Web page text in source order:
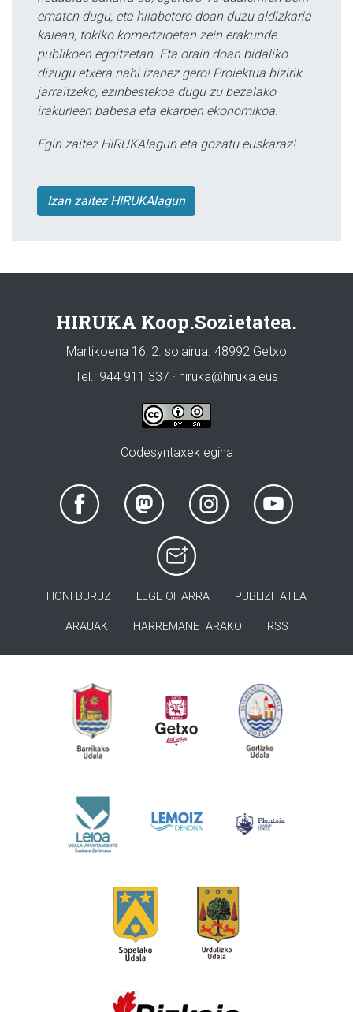
ematen dugu, eta hilabetero doan duzu aldizkaria
kalean, tokiko komertzioetan zein erakunde
publikoen egoitzetan. Eta orain doan bidaliko
dizugu etxera nahi izanez gero! Proiektua bizirik
jarraitzeko, ezinbestekoa dugu zu bezalako
irakurleen babesa eta ekarpen ekonomikoa.
Egin zaitez HIRUKAlagun eta gozatu euskaraz!
Izan zaitez HIRUKAlagun
HIRUKA Koop.Sozietatea.
Martikoena 16, 2. solairua. 48992 Getxo
Tel.: 944 911 337 · hiruka@hiruka.eus
Codesyntaxek egina
HONI BURUZ LEGE OHARRA PUBLIZITATEA
ARAUAK HARREMANETARAKO RSS